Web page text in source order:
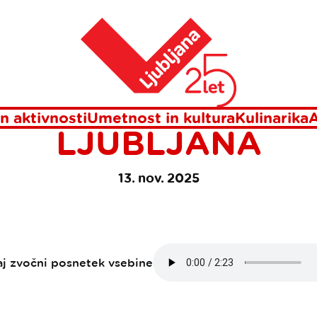
aktivnostiUmetnost in kulturaKulinarika
November Gourmet Ljubljana
ZNANJA V
NOVEMBER
LJUBLJANA
13. nov. 2025
zvočni posnetek vsebine